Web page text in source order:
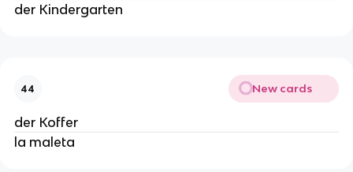
der Kindergarten
44 New cards
der Koffer
la maleta